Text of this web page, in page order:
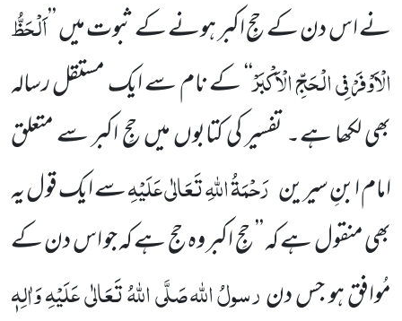
نے اس دن کے حجِ اکبر ہونے کے ثبوت میں ’’اَلْحَظُّ
الْاَوْفَرْ فِی الْحَجِّ الْاَکْبَرْ‘‘ کے نام سے ایک مستقل رسالہ
بھی لکھا ہے۔ تفسیر کی کتابوں میں حجِ اکبر سے متعلق
امام ابنِ سیرین رَحْمَۃُ اللہِ تَعَالٰی عَلَیْہِسے ایک قول یہ
بھی منقول ہے کہ ’’ حجِ اکبر وہ حج ہے کہ جو اس دن کے
مُوافق ہو جس دنرسولُ اللہصَلَّی اللہُ تَعَالٰی عَلَیْہِ وَاٰلِہٖ